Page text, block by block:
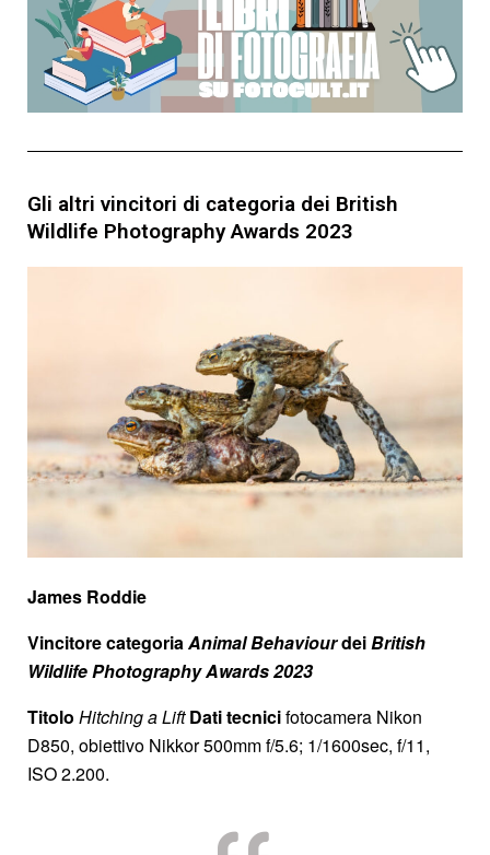
Gli altri vincitori di categoria dei British
Wildlife Photography Awards 2023
James Roddie
Vincitore categoriaAnimal BehaviourdeiBritish
Wildlife Photography Awards 2023
Titolo Hitching a LiftDati tecnicifotocamera Nikon
D850, obiettivo Nikkor 500mm f/5.6; 1/1600sec, f/11,
ISO 2.200.